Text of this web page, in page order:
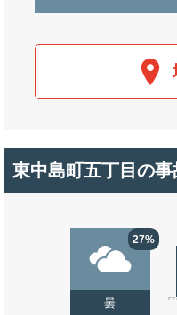
東中島町五丁目の
27%
曇